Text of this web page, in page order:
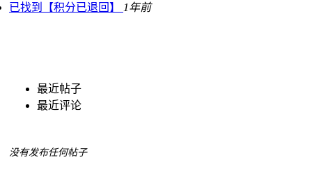
已找到【积分已退回】
1年前
最近帖子
最近评论
没有发布任何帖子